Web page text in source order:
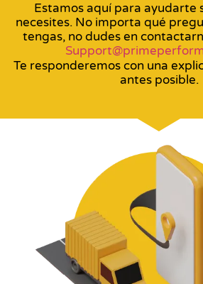
Estamos aquí para ayudarte
necesites. No importa qué
tengas, no dudes en
Te responderemos con una
antes posible.